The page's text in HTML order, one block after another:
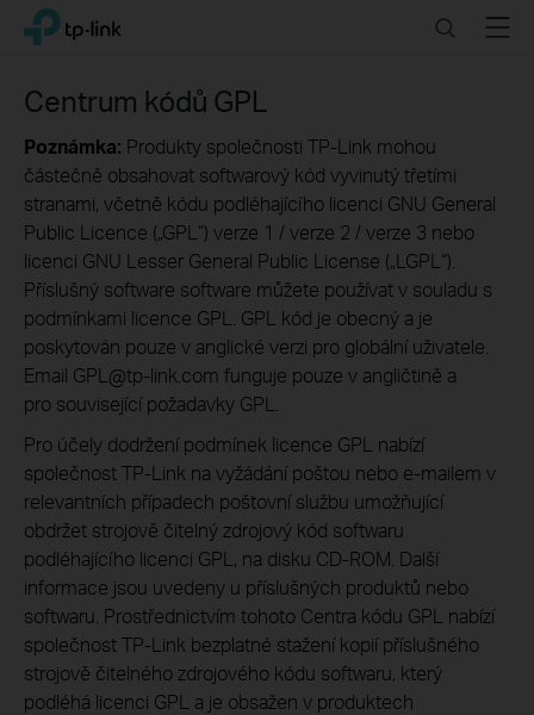
Click
navigation
TP-Link, Reliably Smart SearchMenu
Centrum kódů GPL
Poznámka: Produkty společnosti TP-Link mohou
částečně obsahovat softwarový kód vyvinutý třetími
stranami, včetně kódu podléhajícího licenci GNU General
Public Licence („GPL“) verze 1 / verze 2 / verze 3 nebo
licenci GNU Lesser General Public License („LGPL“).
Příslušný software software můžete používat v souladu s
podmínkami licence GPL. GPL kód je obecný a je
poskytován pouze v anglické verzi pro globální uživatele.
Email GPL@tp-link.com funguje pouze v angličtině a
pro související požadavky GPL.
Pro účely dodržení podmínek licence GPL nabízí
společnost TP-Link na vyžádání poštou nebo e-mailem v
relevantních případech poštovní službu umožňující
obdržet strojově čitelný zdrojový kód softwaru
podléhajícího licenci GPL, na disku CD-ROM. Další
informace jsou uvedeny u příslušných produktů nebo
softwaru. Prostřednictvím tohoto Centra kódu GPL nabízí
společnost TP-Link bezplatné stažení kopií příslušného
strojově čitelného zdrojového kódu softwaru, který
podléhá licenci GPL a je obsažen v produktech